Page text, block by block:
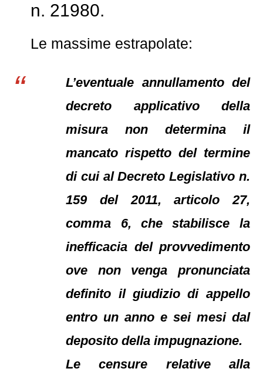
n. 21980.
Le massime estrapolate:
L’eventuale annullamento del
decreto applicativo della
misura non determina il
mancato rispetto del termine
di cui al Decreto Legislativo n.
159 del 2011, articolo 27,
comma 6, che stabilisce la
inefficacia del provvedimento
ove non venga pronunciata
definito il giudizio di appello
entro un anno e sei mesi dal
deposito della impugnazione.
Le censure relative alla